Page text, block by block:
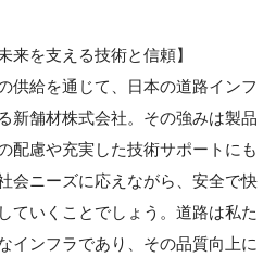
来を支える技術と信頼】
供給を通じて、日本の道路インフ
新舗材株式会社。その強みは製品
配慮や充実した技術サポートにも
会ニーズに応えながら、安全で快
ていくことでしょう。道路は私た
インフラであり、その品質向上に